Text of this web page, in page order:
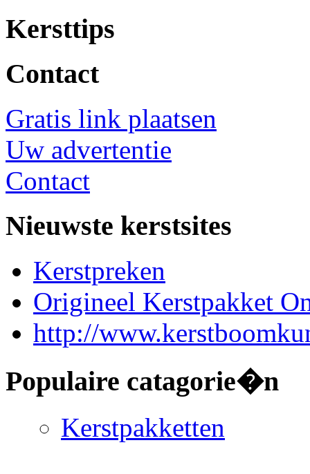
Kersttips
Contact
Gratis link plaatsen
Uw advertentie
Contact
Nieuwste kerstsites
Kerstpreken
Origineel Kerstpakket
http://
Populaire catagorie�n
Kerstpakketten